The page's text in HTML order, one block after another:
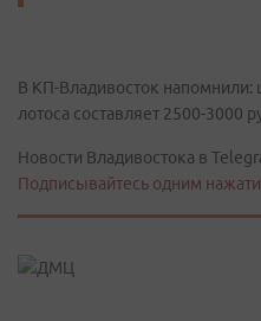
В КП-Владивосток напомнили:
лотоса составляет 2500-3000
Новости Владивостока в
Подписывайтесь одним